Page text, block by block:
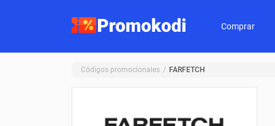
Comprar
Códigos promocionales FARFETCH